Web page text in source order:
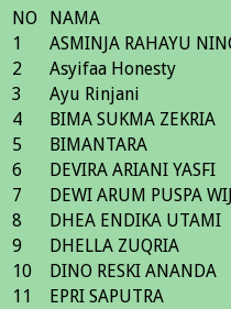
NO NAMA
1
ASMINJA RAHAYU
2
Asyifaa Honesty
3
Ayu Rinjani
4
BIMA SUKMA ZEKRIA
5
BIMANTARA
6
DEVIRA ARIANI YASFI
7
DEWI ARUM PUSPA
8
DHEA ENDIKA UTAMI
9
DHELLA ZUQRIA
10
DINO RESKI ANANDA
11
EPRI SAPUTRA